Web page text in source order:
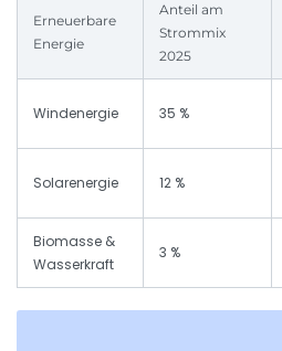
Erneuerbare
Energie
Anteil am
Strommix
2025
Windenergie 35 %
Solarenergie 12 %
Biomasse &
Wasserkraft
3 %